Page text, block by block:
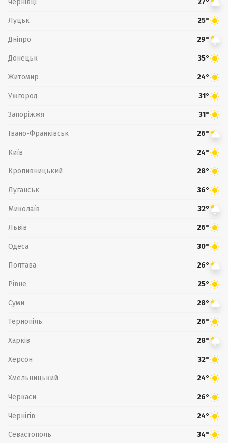
27°
Луцьк 25°
Дніпро 29°
Донецьк 35°
Житомир 24°
Ужгород 31°
Запоріжжя 31°
Івано-Франківськ 26°
Київ 24°
Кропивницький 28°
Луганськ 36°
Миколаїв 32°
Львів 26°
Одеса 30°
Полтава 26°
Рівне 25°
Суми 28°
Тернопіль 26°
Харків 28°
Херсон 32°
Хмельницький 24°
Черкаси 26°
Чернігів 24°
Севастополь 34°